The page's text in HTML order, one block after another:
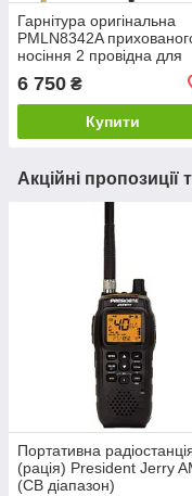
Гарнітура оригінальна
PMLN8342A
носіння 2 провідна для
Motorola R7 / R7a
6 750 ₴
Купити
Акційні пропозиції
Портативна
(рація) President Jerry
(CB діапазон)